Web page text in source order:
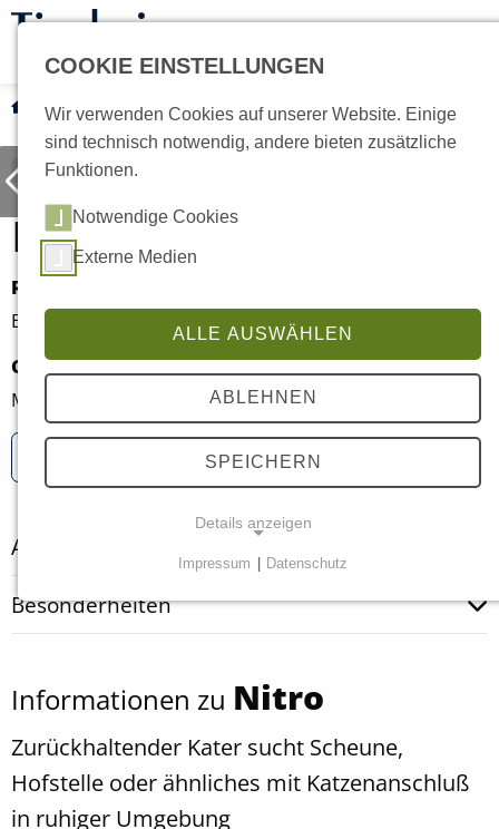
Tiervermittlung Katzen Current:
Nitro
Nitro
Rasse
Europäisch Kurzhaar
3 Jahre
Geschlecht
Männlich
Kastriert
Ja
Abgabegrund
Besonderheiten
Informationen zu Nitro
Zurückhaltender Kater sucht Scheune,
Hofstelle oder ähnliches mit Katzenanschluß
in ruhiger Umgebung
COOKIE EINSTELLUNGEN
Wir verwenden Cookies auf unserer Website. Einige
sind technisch notwendig, andere bieten zusätzliche
Funktionen.
Notwendige Cookies
Externe Medien
ALLE AUSWÄHLEN
ABLEHNEN
SPEICHERN
Details anzeigen
Diese Cookies sind für die ordnungsgemäße
Einverständnis Cookie
Name:
cookie_consent
Anbieter:
Impressum Datenschutz